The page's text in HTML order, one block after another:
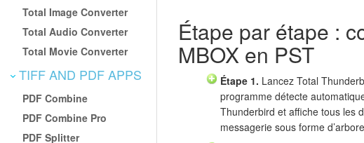
Total Image Converter
Total Audio Converter
Total Movie Converter
TIFF AND PDF APPS
PDF Combine
PDF Combine Pro
PDF Splitter
Étape par étape :
MBOX en PST
Étape 1. Lancez Total
programme détecte
Thunderbird et affiche tous les
messagerie sous forme